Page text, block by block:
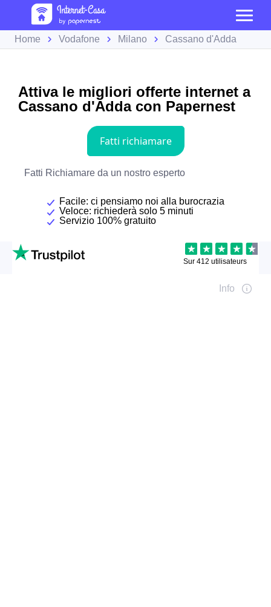
Home Vodafone Milano Cassano d'Adda